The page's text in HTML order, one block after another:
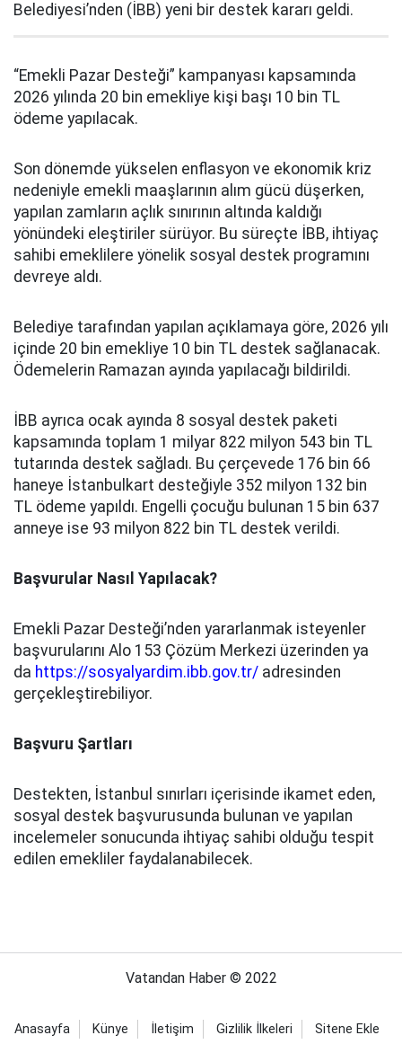
Belediyesi’nden (İBB) yeni bir destek kararı geldi.
“Emekli Pazar Desteği” kampanyası kapsamında
2026 yılında 20 bin emekliye kişi başı 10 bin TL
ödeme yapılacak.
Son dönemde yükselen enflasyon ve ekonomik kriz
nedeniyle emekli maaşlarının alım gücü düşerken,
yapılan zamların açlık sınırının altında kaldığı
yönündeki eleştiriler sürüyor. Bu süreçte İBB, ihtiyaç
sahibi emeklilere yönelik sosyal destek programını
devreye aldı.
Belediye tarafından yapılan açıklamaya göre, 2026 yılı
içinde 20 bin emekliye 10 bin TL destek sağlanacak.
Ödemelerin Ramazan ayında yapılacağı bildirildi.
İBB ayrıca ocak ayında 8 sosyal destek paketi
kapsamında toplam 1 milyar 822 milyon 543 bin TL
tutarında destek sağladı. Bu çerçevede 176 bin 66
haneye İstanbulkart desteğiyle 352 milyon 132 bin
TL ödeme yapıldı. Engelli çocuğu bulunan 15 bin 637
anneye ise 93 milyon 822 bin TL destek verildi.
Başvurular Nasıl Yapılacak?
Emekli Pazar Desteği’nden yararlanmak isteyenler
başvurularını Alo 153 Çözüm Merkezi üzerinden ya
da https://sosyalyardim.ibb.gov.tr/ adresinden
gerçekleştirebiliyor.
Başvuru Şartları
Destekten, İstanbul sınırları içerisinde ikamet eden,
sosyal destek başvurusunda bulunan ve yapılan
incelemeler sonucunda ihtiyaç sahibi olduğu tespit
edilen emekliler faydalanabilecek.
Vatandan Haber © 2022
Anasayfa Künye İletişim Gizlilik İlkeleri Sitene Ekle